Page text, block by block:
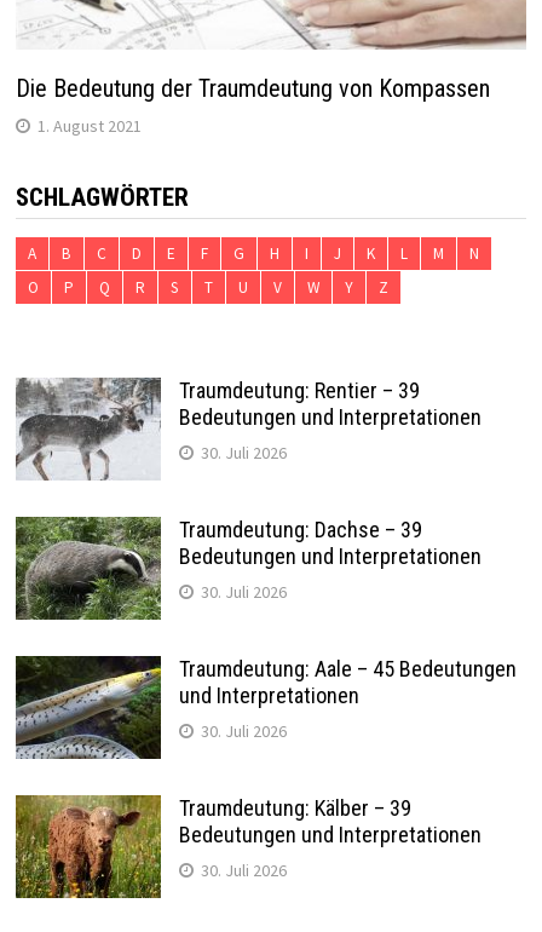
Die Bedeutung der Traumdeutung von Kompassen
1. August 2021
SCHLAGWÖRTER
A B C D E F G H I J K L M
N
O
P Q R S T U V W Y Z
Traumdeutung: Rentier – 39
Bedeutungen und Interpretationen
30. Juli 2026
Traumdeutung: Dachse – 39
Bedeutungen und Interpretationen
30. Juli 2026
Traumdeutung: Aale – 45 Bedeutungen
und Interpretationen
30. Juli 2026
Traumdeutung: Kälber – 39
Bedeutungen und Interpretationen
30. Juli 2026